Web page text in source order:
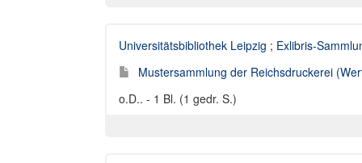
Universitätsbibliothek Leipzig ; Exlibris-
Mustersammlung der Reichsdruckerei
o.D.. - 1 Bl. (1 gedr. S.)